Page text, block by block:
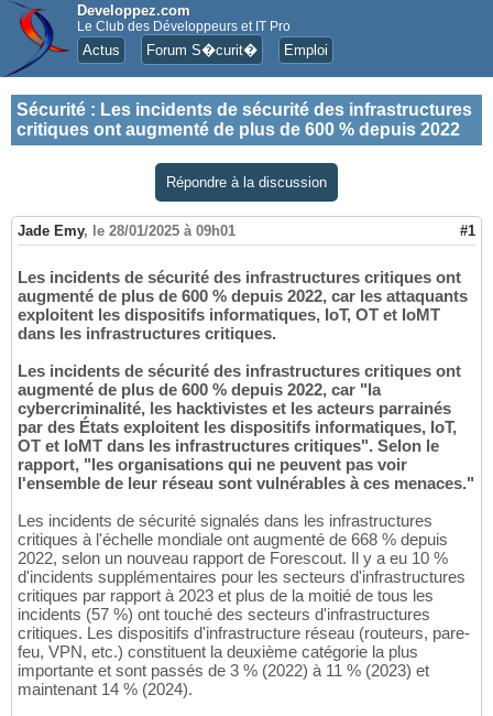
Developpez.com
Le Club des Développeurs et IT Pro
Actus Forum S�curit� Emploi
Sécurité : Les incidents de sécurité des infrastructures
critiques ont augmenté de plus de 600 % depuis 2022
Répondre à la discussion
Jade Emy, le 28/01/2025 à 09h01 #1
Les incidents de sécurité des infrastructures critiques ont
augmenté de plus de 600 % depuis 2022, car les attaquants
exploitent les dispositifs informatiques, IoT, OT et IoMT
dans les infrastructures critiques.
Les incidents de sécurité des infrastructures critiques ont
augmenté de plus de 600 % depuis 2022, car "la
cybercriminalité, les hacktivistes et les acteurs parrainés
par des États exploitent les dispositifs informatiques, IoT,
OT et IoMT dans les infrastructures critiques". Selon le
rapport, "les organisations qui ne peuvent pas voir
l'ensemble de leur réseau sont vulnérables à ces menaces."
Les incidents de sécurité signalés dans les infrastructures
critiques à l'échelle mondiale ont augmenté de 668 % depuis
2022, selon un nouveau rapport de Forescout. Il y a eu 10 %
d'incidents supplémentaires pour les secteurs d'infrastructures
critiques par rapport à 2023 et plus de la moitié de tous les
incidents (57 %) ont touché des secteurs d'infrastructures
critiques. Les dispositifs d'infrastructure réseau (routeurs, pare-
feu, VPN, etc.) constituent la deuxième catégorie la plus
importante et sont passés de 3 % (2022) à 11 % (2023) et
maintenant 14 % (2024).